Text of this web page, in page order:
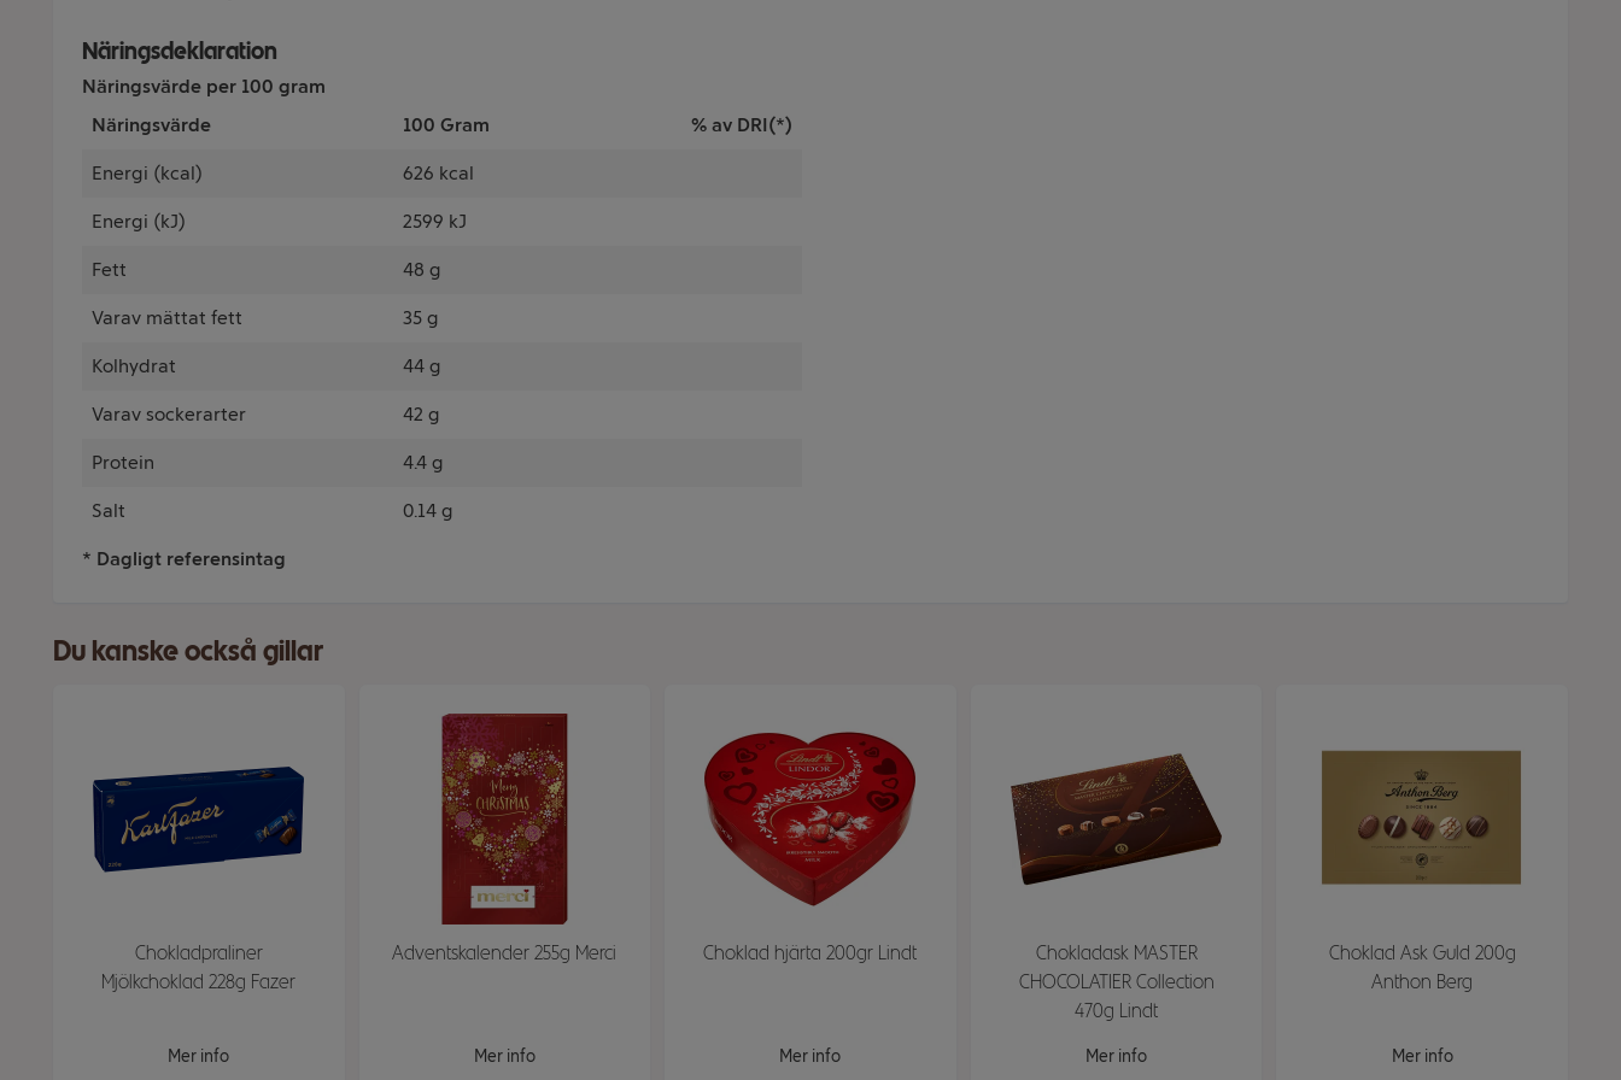
Näringsdeklaration
Näringsvärde per 100 gram
Näringsvärde
100 Gram % av DRI(*)
Energi (kcal) 626 kcal
Energi (kJ) 2599 kJ
Fett 48 g
Varav mättat fett 35 g
Kolhydrat 44 g
Varav sockerarter 42 g
Protein 4.4 g
Salt 0.14 g
* Dagligt referensintag
Du kanske också gillar
Chokladpraliner
Mjölkchoklad 228g Fazer
Mer info
Adventskalender 255g Merci
Mer info
Choklad hjärta 200gr Lindt
Mer info
Chokladask MASTER
CHOCOLATIER Collection
470g Lindt
Mer info
Choklad Ask Guld 200g
Anthon Berg
Mer info